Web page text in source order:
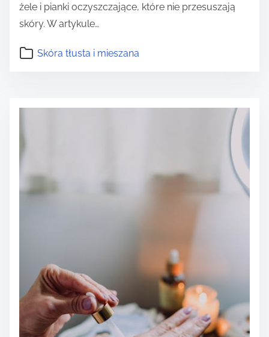
żele i pianki oczyszczające, które nie przesuszają
skóry. W artykule…
Skóra tłusta i mieszana